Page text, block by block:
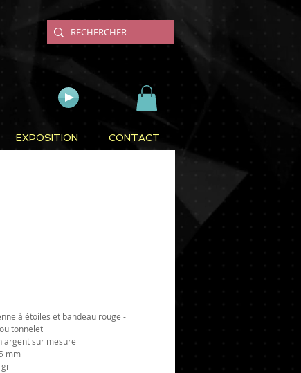
EXPOSITION CONTACT
à étoiles et bandeau rouge -
tonnelet
argent sur mesure
mm
gr